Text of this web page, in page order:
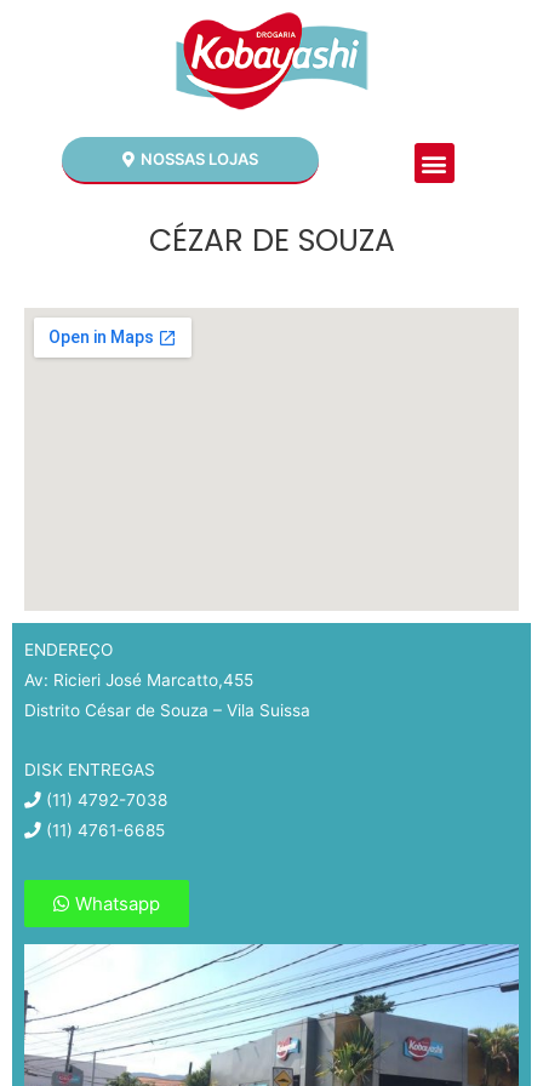
NOSSAS LOJAS
CÉZAR DE SOUZA
ENDEREÇO
Av: Ricieri José Marcatto,455
Distrito César de Souza – Vila Suissa
DISK ENTREGAS
(11) 4792-7038
(11) 4761-6685
Whatsapp